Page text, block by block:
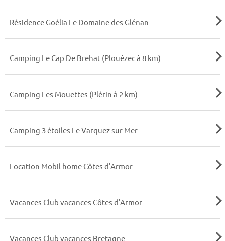
Résidence Goélia Le Domaine des Glénan
Camping Le Cap De Brehat (Plouézec à 8 km)
Camping Les Mouettes (Plérin à 2 km)
Camping 3 étoiles Le Varquez sur Mer
Location Mobil home Côtes d'Armor
Vacances Club vacances Côtes d'Armor
Vacances Club vacances Bretagne